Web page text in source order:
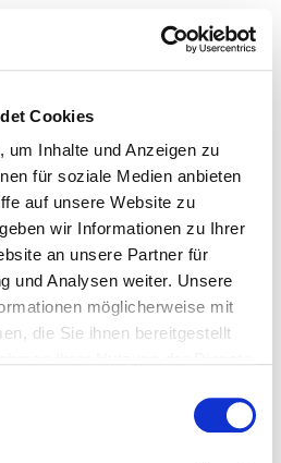
Cookies
um Inhalte und Anzeigen zu
für soziale Medien anbieten
auf unsere Website zu
wir Informationen zu Ihrer
an unsere Partner für
und Analysen weiter. Unsere
möglicherweise mit
die Sie ihnen bereitgestellt